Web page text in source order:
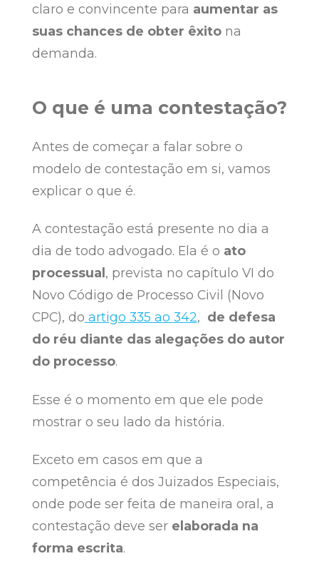
claro e convincente para aumentar as
suas chances de obter êxitona
demanda.
O que é uma contestação?
Antes de começar a falar sobre o
modelo de contestação em si, vamos
explicar o que é.
A contestação está presente no dia a
dia de todo advogado. Ela é o ato
processual , prevista no capítulo VI do
Novo Código de Processo Civil (Novo
CPC), do artigo 335 ao 342, de defesa
do réu diante das alegações do autor
do processo.
Esse é o momento em que ele pode
mostrar o seu lado da história.
Exceto em casos em que a
competência é dos Juizados Especiais,
onde pode ser feita de maneira oral, a
contestação deve ser elaborada na
forma escrita.